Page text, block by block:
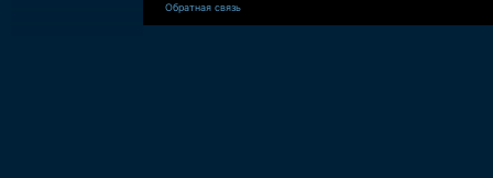
Обратная связь